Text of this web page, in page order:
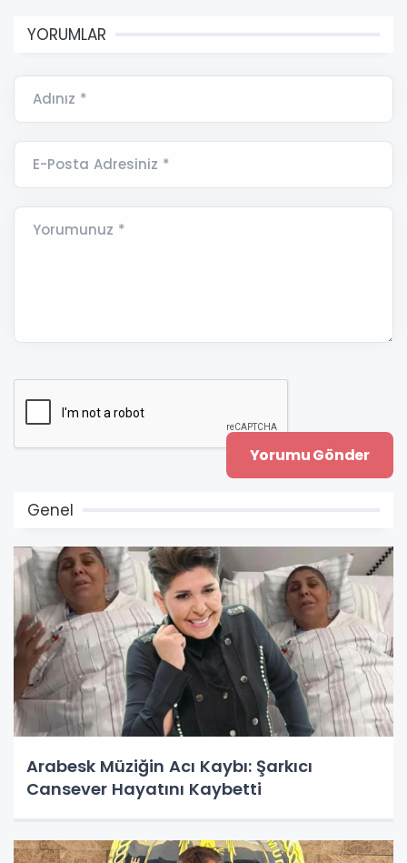
YORUMLAR
Adınız *
E-Posta Adresiniz *
Yorumunuz *
Genel
Arabesk Müziğin Acı Kaybı: Şarkıcı
Cansever Hayatını Kaybetti